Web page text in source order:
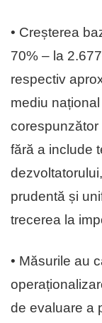
• Creșterea
70% – la
respectiv
mediu
corespunzător
fără a include
prudentă și
trecerea la
• Măsurile au
de evaluare a